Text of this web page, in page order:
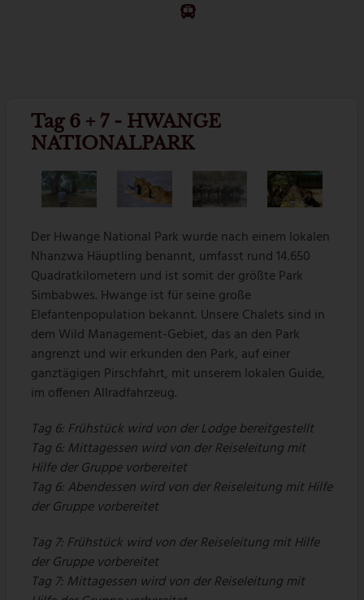
Tag 6 + 7 - HWANGE
NATIONALPARK
Der Hwange National Park wurde nach einem lokalen
Nhanzwa Häuptling benannt, umfasst rund 14.650
Quadratkilometern und ist somit der größte Park
Simbabwes. Hwange ist für seine große
Elefantenpopulation bekannt. Unsere Chalets sind in
dem Wild Management-Gebiet, das an den Park
angrenzt und wir erkunden den Park, auf einer
ganztägigen Pirschfahrt, mit unserem lokalen Guide,
im offenen Allradfahrzeug.
Tag 6: Frühstück wird von der Lodge bereitgestellt
Tag 6: Mittagessen wird von der Reiseleitung mit
Hilfe der Gruppe vorbereitet
Tag 6: Abendessen wird von der Reiseleitung mit Hilfe
der Gruppe vorbereitet
Tag 7: Frühstück wird von der Reiseleitung mit Hilfe
der Gruppe vorbereitet
Tag 7: Mittagessen wird von der Reiseleitung mit